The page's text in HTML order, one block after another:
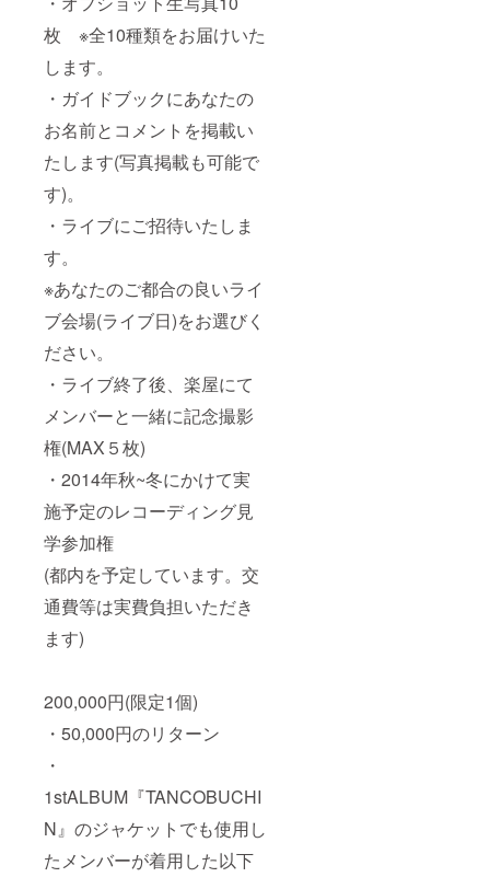
枚 ※全10種類をお届けいた
します。
・ガイドブックにあなたの
お名前とコメントを掲載い
たします(写真掲載も可能で
す)。
・ライブにご招待いたしま
す。
※あなたのご都合の良いライ
ブ会場(ライブ日)をお選びく
ださい。
・ライブ終了後、楽屋にて
メンバーと一緒に記念撮影
権(MAX５枚)
・2014年秋~冬にかけて実
施予定のレコーディング見
学参加権
(都内を予定しています。交
通費等は実費負担いただき
ます)
200,000円(限定1個)
・50,000円のリターン
・
1stALBUM『TANCOBUCHI
N』のジャケットでも使用し
たメンバーが着用した以下